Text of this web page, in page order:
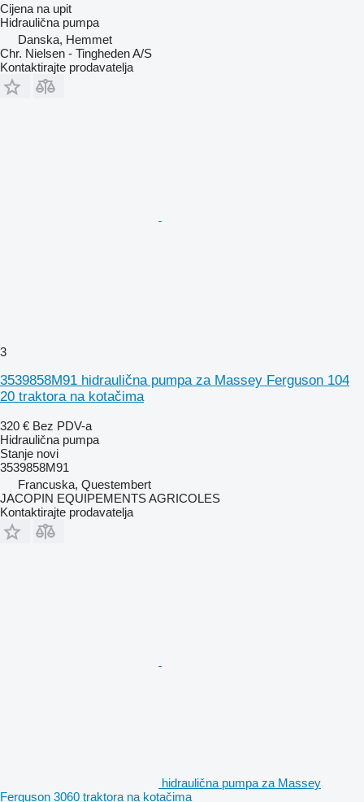
Cijena na upit
Hidraulična pumpa
Danska, Hemmet
Chr. Nielsen - Tingheden A/S
Kontaktirajte prodavatelja
3
3539858M91 hidraulična pumpa za Massey Ferguson 104
20 traktora na kotačima
320 € Bez PDV-a
Hidraulična pumpa
Stanje novi
3539858M91
Francuska, Questembert
JACOPIN EQUIPEMENTS AGRICOLES
Kontaktirajte prodavatelja
hidraulična pumpa za Massey
Ferguson 3060 traktora na kotačima